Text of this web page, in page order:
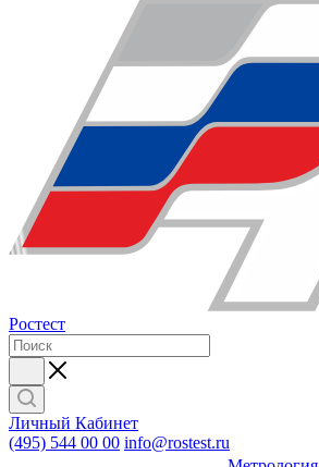
Ростест
Личный Кабинет
(495) 544 00 00 info@rostest.ru